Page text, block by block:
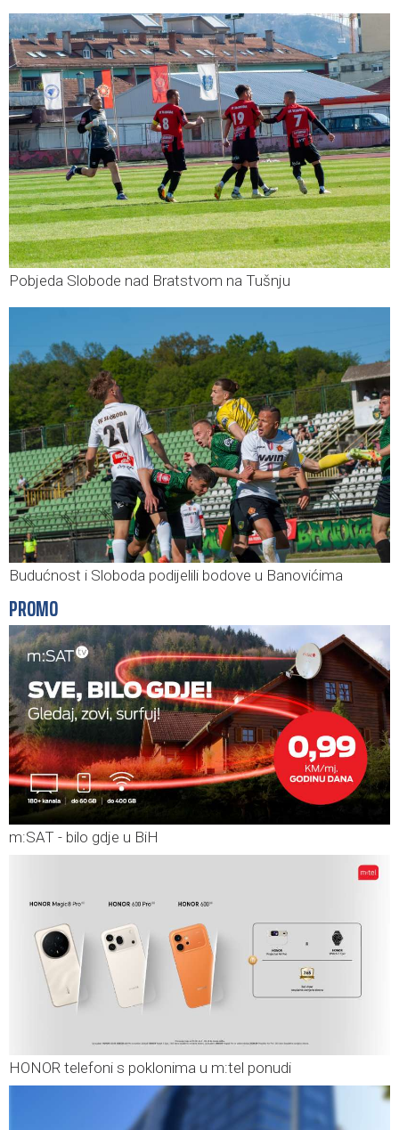
Pobjeda Slobode nad Bratstvom na Tušnju
Budućnost i Sloboda podijelili bodove u Banovićima
PROMO
m:SAT - bilo gdje u BiH
HONOR telefoni s poklonima u m:tel ponudi